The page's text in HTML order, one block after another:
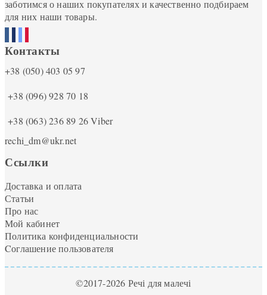
заботимся о наших покупателях и качественно подбираем
для них наши товары.
Контакты
+38 (050) 403 05 97
+38 (096) 928 70 18
+38 (063) 236 89 26Viber
rechi_dm@ukr.net
Ссылки
Доставка и оплата
Статьи
Про нас
Мой кабинет
Политика конфиденциальности
Cоглашение пользователя
©2017-2026 Речі для малечі